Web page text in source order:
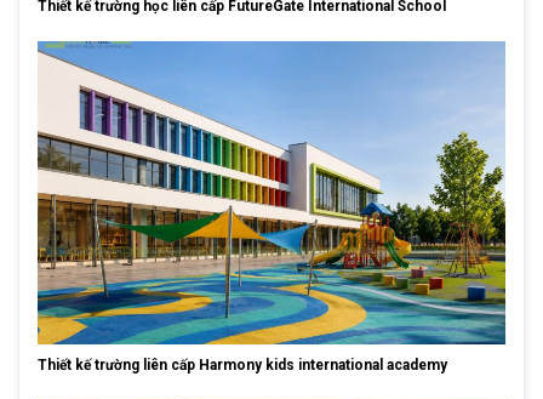
Thiết kế trường học liên cấp FutureGate International School
Thiết kế trường liên cấp Harmony kids international academy